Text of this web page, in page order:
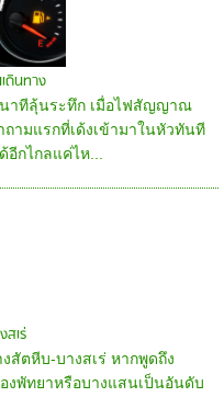
ดินทาง
นาทีลุ้นระทึก เมื่อไฟสัญญาณ
ามแรกที่เด้งเข้ามาในหัวทันที
อีกไกลแค่ไห...
สเร่
สัตหีบ-บางสเร่ หากพูดถึง
พัทยาหรือบางแสนเป็นอันดับ